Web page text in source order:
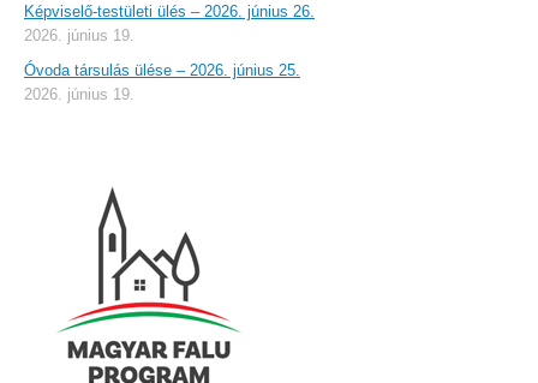
Képviselő-testületi ülés – 2026. június 26.
2026. június 19.
Óvoda társulás ülése – 2026. június 25.
2026. június 19.